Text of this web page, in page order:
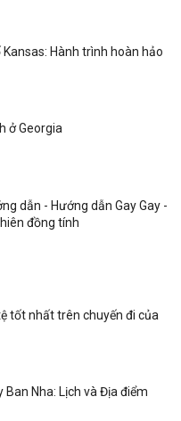
Hành trình hoàn hảo
ở Georgia
dẫn - Hướng dẫn Gay Gay -
đồng tính
tốt nhất trên chuyến đi của
Ban Nha: Lịch và Địa điểm